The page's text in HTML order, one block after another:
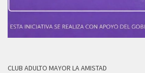
CLUB ADULTO MAYOR LA AMISTAD